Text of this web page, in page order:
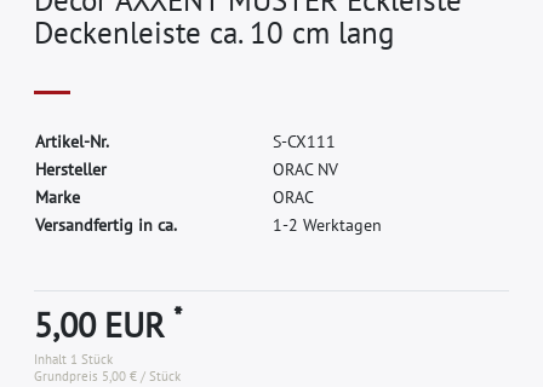
Deckenleiste ca. 10 cm lang
Artikel-Nr. S-CX111
Hersteller ORAC NV
Marke ORAC
Versandfertig in ca.
1-2 Werktagen
5,00 EUR*
Inhalt 1Stück
Grundpreis 5,00 € / Stück